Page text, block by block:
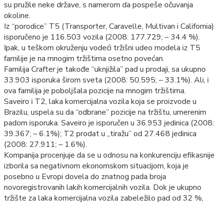
su pružile neke države, s namerom da pospeše očuvanja
okoline.
Iz “porodice” T5 (Transporter, Caravelle, Multivan i California)
isporučeno je 116.503 vozila (2008: 177.729; – 34.4 %).
Ipak, u teškom okruženju vodeći tržišni udeo modela iz T5
familije je na mnogim tržištima osetno povećan.
Familija Crafter je takođe “uknjižila” pad u prodaji, sa ukupno
33.903 isporuka širom sveta (2008: 50.595; – 33.1%). Ali, i
ova familija je poboljšala pozicije na mnogim tržištima.
Saveiro i T2, laka komercijalna vozila koja se proizvode u
Brazilu, uspela su da “odbrane” pozicije na tržištu, umerenim
padom isporuka. Saveiro je isporučen u 36.953 jedinica (2008:
39.367; – 6.1%); T2 prodat u „tiražu” od 27.468 jedinica
(2008: 27.911; – 1.6%).
Kompanija procenjuje da se u odnosu na konkurenciju efikasnije
izborila sa negativnom ekonomskom situacijom, koja je
posebno u Evropi dovela do znatnog pada broja
novoregistrovanih lakih komercijalnih vozila. Dok je ukupno
tržište za laka komercijalna vozila zabeležilo pad od 32 %,